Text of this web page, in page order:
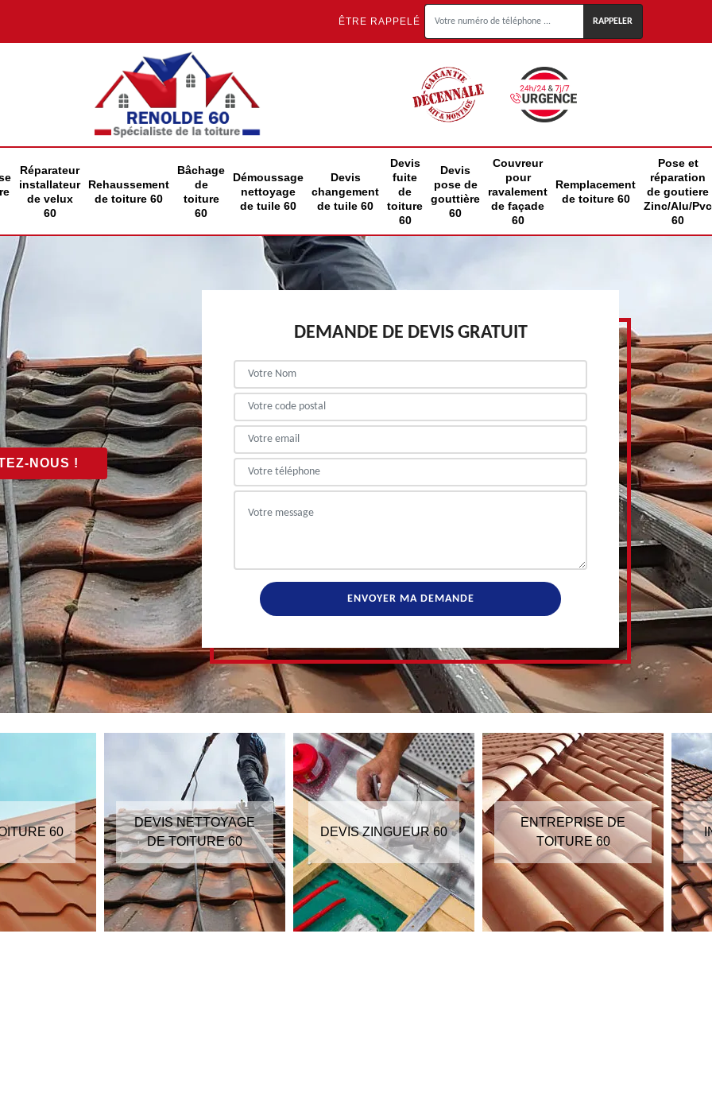
ÊTRE RAPPELÉ
Réparateur
installateur
de velux
60
Rehaussement
de toiture 60
Bâchage
de
toiture
60
Démoussage
nettoyage
de tuile 60
Devis
changement
de tuile 60
Devis
fuite
de
toiture
60
Devis
pose de
gouttière
60
Couvreur
pour
ravalement
de façade
60
Remplacement
de toiture 60
Pose et
réparation
de goutiere
Zinc/Alu/Pvc
60
NOUS !
DEMANDE DE DEVIS GRATUIT
60
DEVIS NETTOYAGE
DE TOITURE 60
DEVIS ZINGUEUR 60
ENTREPRISE DE
TOITURE 60